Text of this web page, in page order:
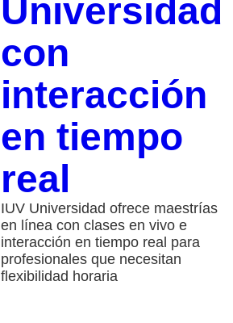
Universidad
con
interacción
en tiempo
real
IUV Universidad ofrece maestrías
en línea con clases en vivo e
interacción en tiempo real para
profesionales que necesitan
flexibilidad horaria